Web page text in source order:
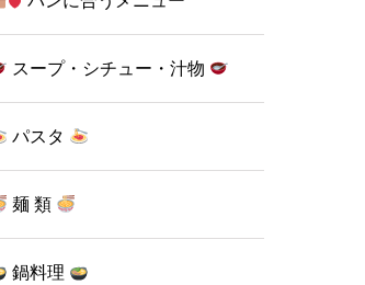
スープ・シチュー・汁物
パスタ
麺 類
鍋料理